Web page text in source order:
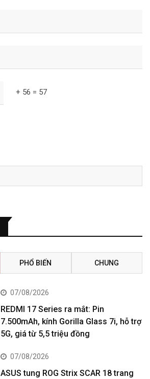
+ 56 = 57
PHỔ BIẾN CHUNG
07/08/2026
REDMI 17 Series ra mắt: Pin
7.500mAh, kính Gorilla Glass 7i, hỗ trợ
5G, giá từ 5,5 triệu đồng
07/08/2026
ASUS tung ROG Strix SCAR 18 trang